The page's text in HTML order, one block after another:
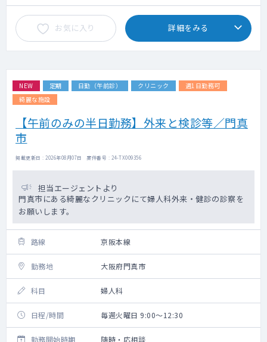
お気に入り 詳細をみる
NEW 定期 日勤（午前診） クリニック
週1日勤務可
綺麗な施設
【午前のみの半日勤務】外来と検診等／門真
市
掲載更新日 : 2026年08月07日 案件番号 : 24-TX009356
担当エージェントより
門真市にある綺麗なクリニックにて婦人科外来・健診の診察を
お願いします。
路線 京阪本線
勤務地 大阪府門真市
科目 婦人科
日程/時間 毎週火曜日 9:00～12:30
勤務開始時期 随時・応相談